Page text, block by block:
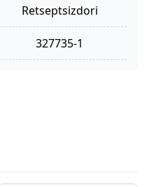
retseptsizdori
327735-1